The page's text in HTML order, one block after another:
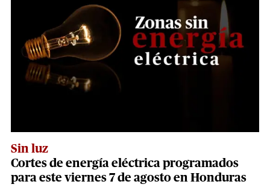
Sin luz
Cortes de energía eléctrica programados
para este viernes 7 de agosto en Honduras